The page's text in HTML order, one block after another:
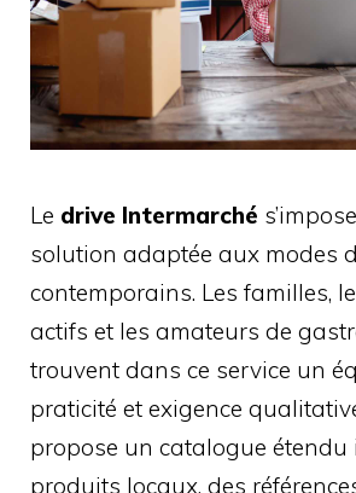
Le drive Intermarché
solution adaptée aux modes
contemporains. Les familles,
actifs et les amateurs de
trouvent dans ce service un
praticité et exigence
propose un catalogue étendu
produits locaux, des